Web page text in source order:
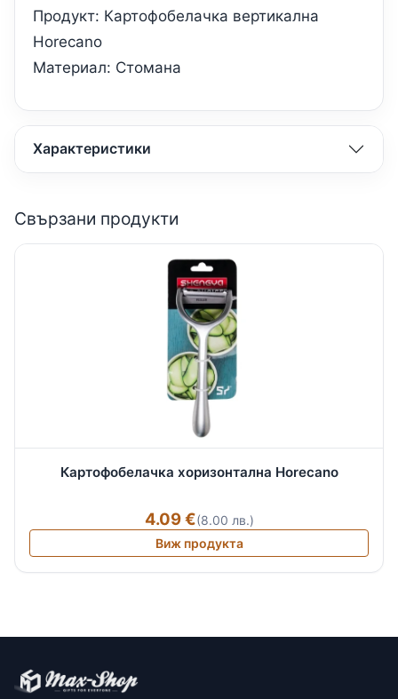
Продукт: Картофобелачка вертикална
Horecano
Материал: Стомана
Характеристики
Свързани продукти
Картофобелачка хоризонтална Horecano
4.09 €(8.00 лв.)
Виж продукта